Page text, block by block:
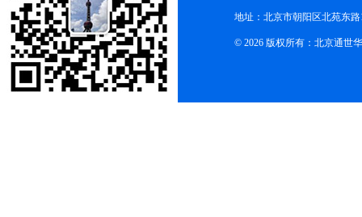
地址：北京市朝阳区北苑东路
© 2026 版权所有：北京通世